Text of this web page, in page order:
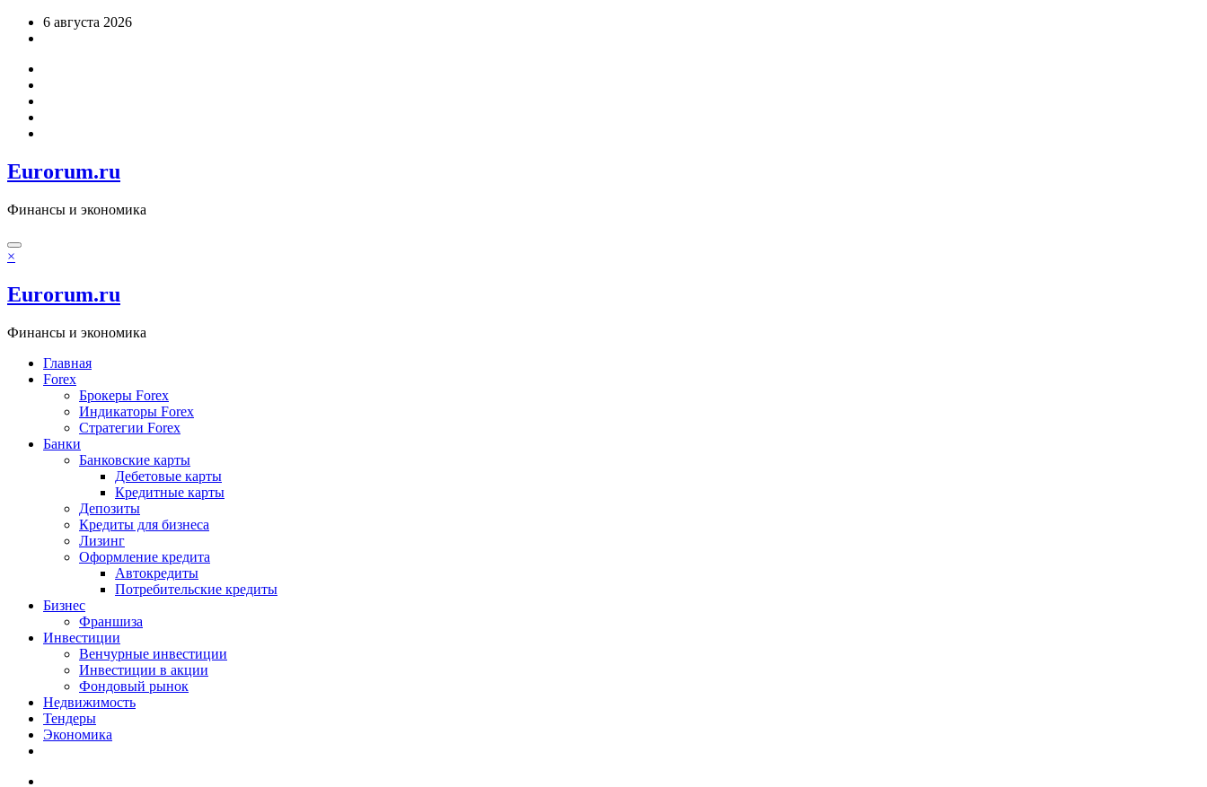
Перейти6 августа 2026
Eurorum.ru
Финансы и экономика
×
Eurorum.ru
Финансы и экономика
Главная
Forex
Брокеры Forex
Индикаторы Forex
Стратегии Forex
Банки
Банковские карты
Дебетовые карты
Кредитные карты
Депозиты
Кредиты для бизнеса
Лизинг
Оформление кредита
Автокредиты
Потребительские кредиты
Бизнес
Франшиза
Инвестиции
Венчурные инвестиции
Инвестиции в акции
Фондовый рынок
Недвижимость
Тендеры
Экономика